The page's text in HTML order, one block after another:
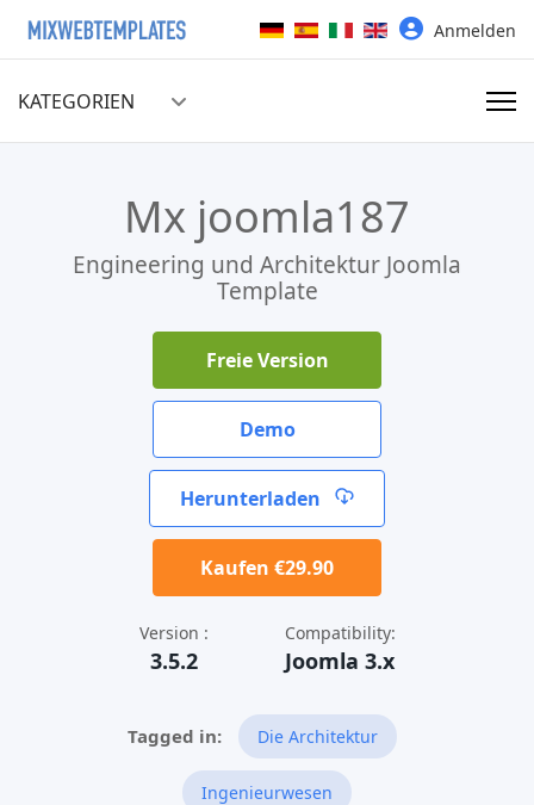
Sprache auswählen Anmelden
KATEGORIEN
Mx joomla187
Engineering und Architektur Joomla
Template
Freie Version
Demo
Herunterladen
Kaufen €29.90
Version :
3.5.2
Compatibility:
Joomla 3.x
Die Architektur
Ingenieurwesen